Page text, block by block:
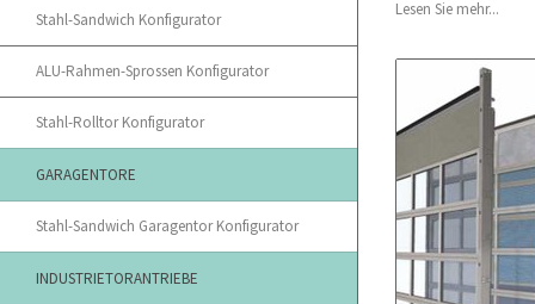
Stahl-Sandwich Konfigurator
ALU-Rahmen-Sprossen Konfigurator
Stahl-Rolltor Konfigurator
GARAGENTORE
Stahl-Sandwich Garagentor Konfigurator
INDUSTRIETORANTRIEBE
Lesen Sie mehr...